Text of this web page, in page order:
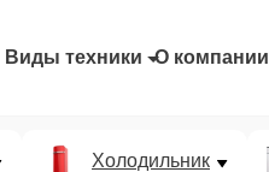
Виды техники О компании
Холодильник